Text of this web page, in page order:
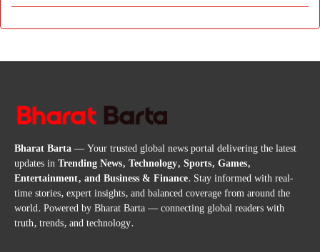
Bharat Barta— Your trusted global news portal delivering the latest
updates inTrending News, Technology, Sports, Games,
Entertainment, and Business & Finance. Stay informed with real-
time stories, expert insights, and balanced coverage from around the
world. Powered by Bharat Barta — connecting global readers with
truth, trends, and technology.